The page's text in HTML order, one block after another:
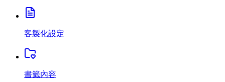
客製化設定
書籤內容